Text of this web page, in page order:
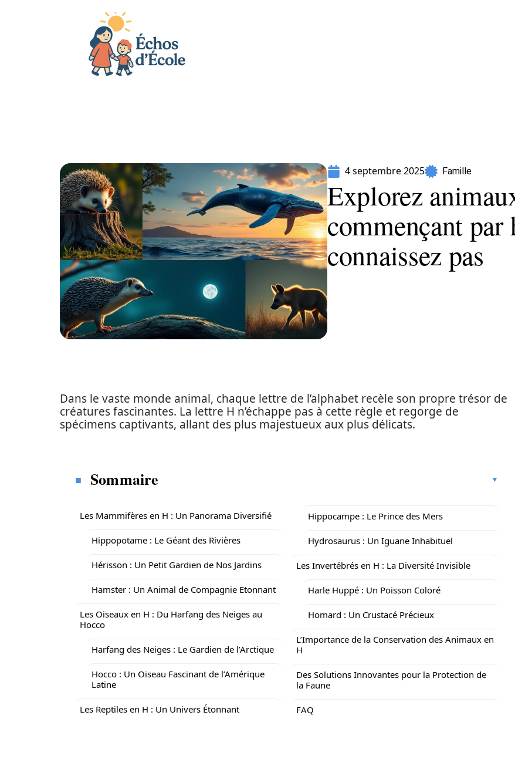
4 septembre 2025 Famille
Explorez
commençant par
connaissez pas
Dans le vaste monde animal, chaque lettre de l’alphabet recèle son propre trésor de
créatures fascinantes. La lettre H n’échappe pas à cette règle et regorge de
spécimens captivants, allant des plus majestueux aux plus délicats.
Sommaire
Les Mammifères en H : Un Panorama Diversifié
Hippopotame : Le Géant des Rivières
Hérisson : Un Petit Gardien de Nos Jardins
Hamster : Un Animal de Compagnie Etonnant
Les Oiseaux en H : Du Harfang des Neiges au
Hocco
Harfang des Neiges : Le Gardien de l’Arctique
Hocco : Un Oiseau Fascinant de l’Amérique
Latine
Les Reptiles en H : Un Univers Étonnant
Hippocampe : Le Prince des Mers
Hydrosaurus : Un Iguane Inhabituel
Les Invertébrés en H : La Diversité Invisible
Harle Huppé : Un Poisson Coloré
Homard : Un Crustacé Précieux
L’Importance de la Conservation des Animaux en
H
Des Solutions Innovantes pour la Protection de
la Faune
FAQ